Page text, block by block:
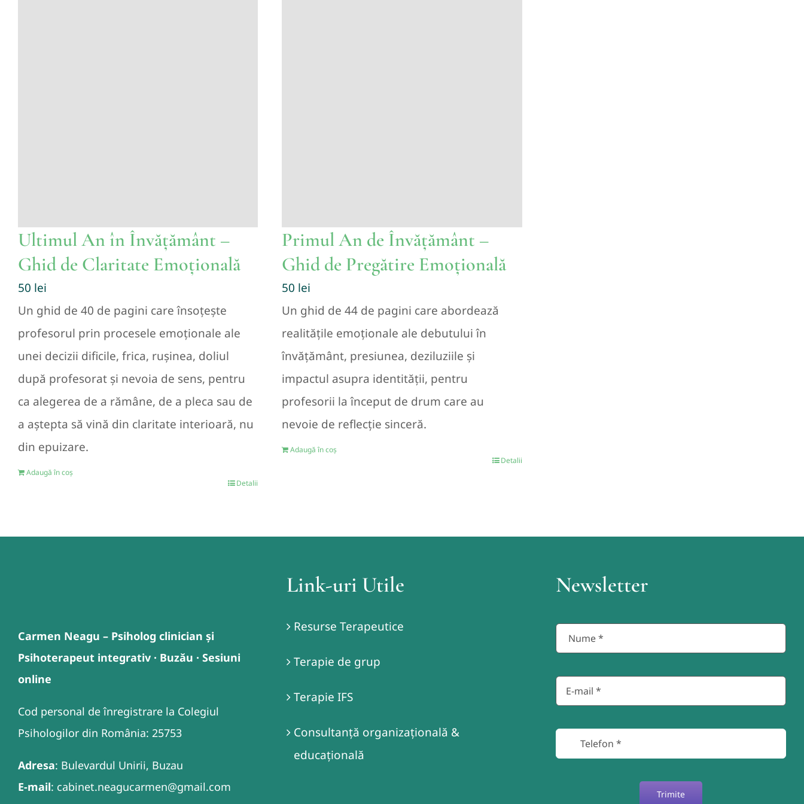
Ultimul An în Învățământ –
Ghid de Claritate Emoțională
50 lei
Un ghid de 40 de pagini care însoțește
profesorul prin procesele emoționale ale
unei decizii dificile, frica, rușinea, doliul
după profesorat și nevoia de sens, pentru
ca alegerea de a rămâne, de a pleca sau de
a aștepta să vină din claritate interioară, nu
din epuizare.
Adaugă în coș
Detalii
Primul An de Învățământ –
Ghid de Pregătire Emoțională
50 lei
Un ghid de 44 de pagini care abordează
realitățile emoționale ale debutului în
învățământ, presiunea, deziluziile și
impactul asupra identității, pentru
profesorii la început de drum care au
nevoie de reflecție sinceră.
Adaugă în coș
Detalii
Carmen Neagu – Psiholog clinician și
Psihoterapeut integrativ · Buzău · Sesiuni
online
Cod personal de înregistrare la Colegiul
Psihologilor din România: 25753
Adresa: Bulevardul Unirii, Buzau
E-mail: cabinet.neagucarmen@gmail.com
Link-uri Utile
Resurse Terapeutice
Terapie de grup
Terapie IFS
Consultanță organizațională &
educațională
Newsletter
Trimite